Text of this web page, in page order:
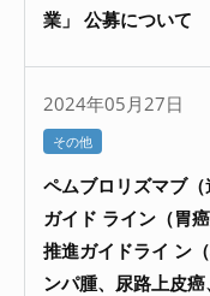
業」 公募について
2024年05月27日
その他
ペムブロリズマブ
ガイド ライン（胃
推進ガイドライ ン
ンパ腫、尿路上皮